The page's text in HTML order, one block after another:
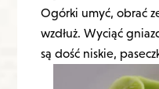
Ogórki umyć, obrać
wzdłuż. Wyciąć
są dość niskie,